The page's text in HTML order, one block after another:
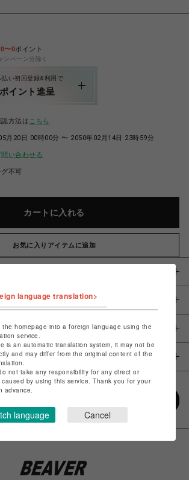
0〜0ポイント
ペーン分除く
い初回登録&利用で
イント進呈
方法は こちら
月20日 00時00分 〜 2050年02月14日 23時59分
問い合わせる
不可
カートに入れる
お気に入りアイテムに追加
language translation>
the homepage into a foreign language using the
service.
is an automatic translation system, it may not be
and may differ from the original content of the
not take any responsibility for any direct or
by using this service. Thank you for your
advance.
language Cancel